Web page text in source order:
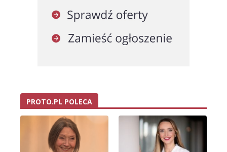
PROTO.PL POLECA